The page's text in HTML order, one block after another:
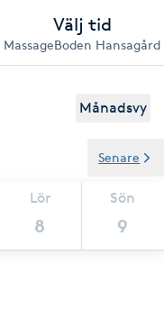
Välj tid
MassageBoden Hansagård
Månadsvy
Lör
8
Sön
9
Senare